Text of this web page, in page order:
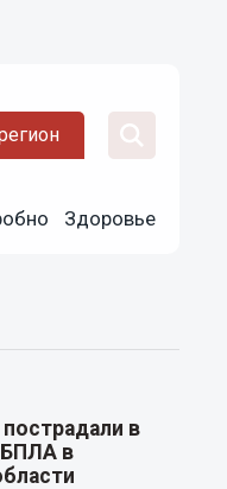
Здоровье
в
БПЛА в